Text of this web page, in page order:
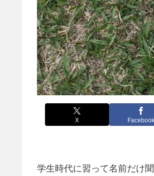
X Facebook
学生時代に習って名前だけ